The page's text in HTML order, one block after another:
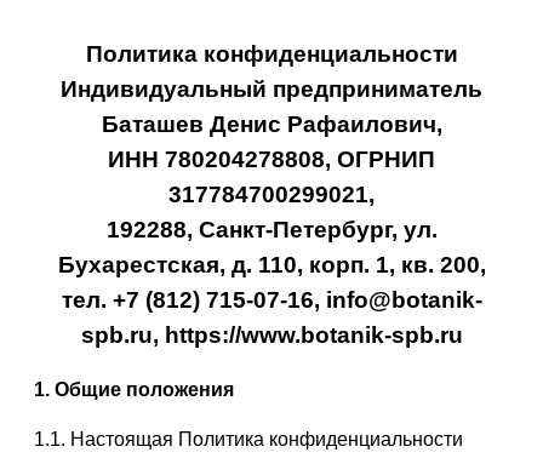
Политика конфиденциальности
Индивидуальный предприниматель
Баташев Денис Рафаилович,
ИНН 780204278808, ОГРНИП
317784700299021,
192288, Санкт-Петербург, ул.
Бухарестская, д. 110, корп. 1, кв. 200,
тел. +7 (812) 715-07-16, info@botanik-
spb.ru, https://www.botanik-spb.ru
1. Общие положения
1.1. Настоящая Политика конфиденциальности